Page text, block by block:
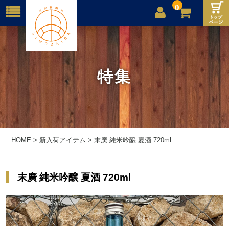
0
店舗案内
ご利用案内
送料
お問合せ
特集
HOME > 新入荷アイテム >末廣 純米吟醸 夏酒 720ml
末廣 純米吟醸 夏酒 720ml